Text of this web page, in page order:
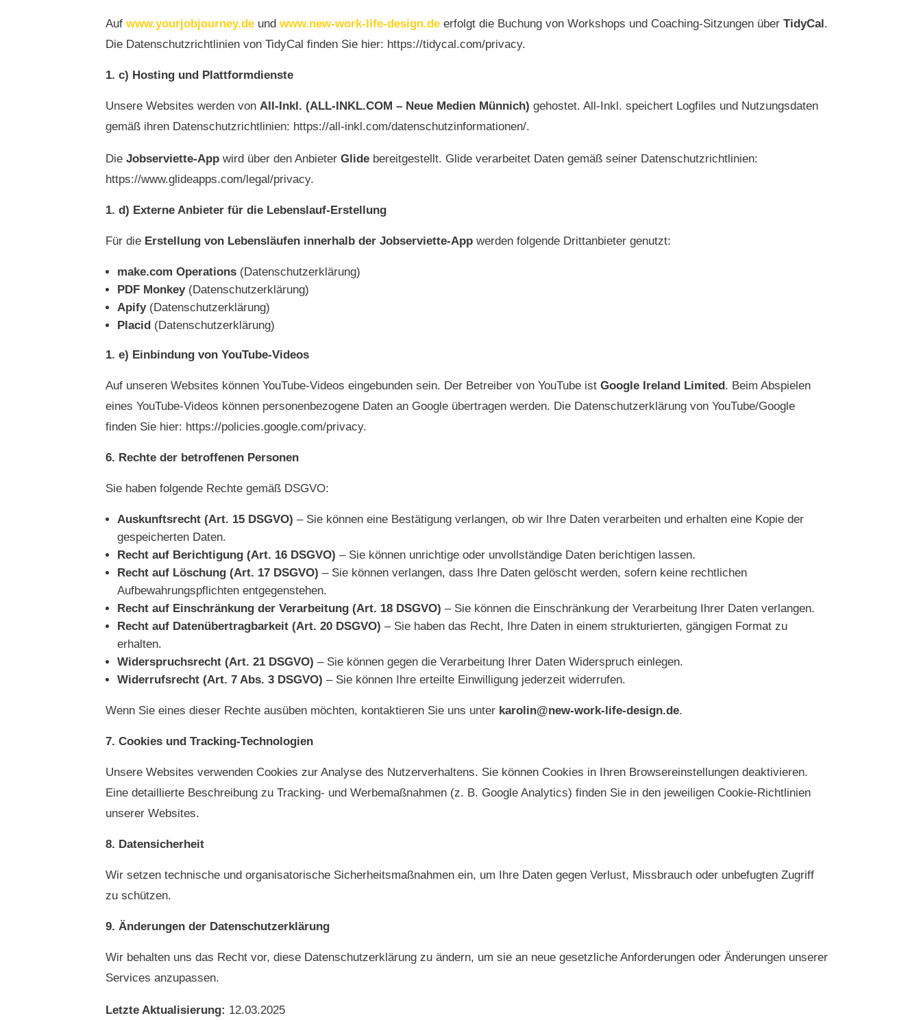
Aufwww.yourjobjourney.de undwww.new-work-life-design.de erfolgt die Buchung von Workshops und Coaching-Sitzungen überTidyCal.
Die Datenschutzrichtlinien von TidyCal finden Sie hier: https://tidycal.com/privacy.
c) Hosting und Plattformdienste
Unsere Websites werden von All-Inkl. (ALL-INKL.COM – Neue Medien Münnich) gehostet. All-Inkl. speichert Logfiles und Nutzungsdaten
gemäß ihren Datenschutzrichtlinien: https://all-inkl.com/datenschutzinformationen/.
DieJobserviette-App wird über den AnbieterGlide bereitgestellt. Glide verarbeitet Daten gemäß seiner Datenschutzrichtlinien:
https://www.glideapps.com/legal/privacy.
d) Externe Anbieter für die Lebenslauf-Erstellung
Für die Erstellung von Lebensläufen innerhalb der Jobserviette-App werden folgende Drittanbieter genutzt:
make.com Operations (Datenschutzerklärung)
PDF Monkey(Datenschutzerklärung)
Apify(Datenschutzerklärung)
Placid (Datenschutzerklärung)
e) Einbindung von YouTube-Videos
Auf unseren Websites können YouTube-Videos eingebunden sein. Der Betreiber von YouTube istGoogle Ireland Limited. Beim Abspielen
eines YouTube-Videos können personenbezogene Daten an Google übertragen werden. Die Datenschutzerklärung von YouTube/Google
finden Sie hier: https://policies.google.com/privacy.
Rechte der betroffenen Personen
Sie haben folgende Rechte gemäß DSGVO:
Auskunftsrecht (Art. 15 DSGVO) – Sie können eine Bestätigung verlangen, ob wir Ihre Daten verarbeiten und erhalten eine Kopie der
gespeicherten Daten.
Recht auf Berichtigung (Art. 16 DSGVO) – Sie können unrichtige oder unvollständige Daten berichtigen lassen.
Recht auf Löschung (Art. 17 DSGVO) – Sie können verlangen, dass Ihre Daten gelöscht werden, sofern keine rechtlichen
Aufbewahrungspflichten entgegenstehen.
Recht auf Einschränkung der Verarbeitung (Art. 18 DSGVO) – Sie können die Einschränkung der Verarbeitung Ihrer Daten verlangen.
Recht auf Datenübertragbarkeit (Art. 20 DSGVO) – Sie haben das Recht, Ihre Daten in einem strukturierten, gängigen Format zu
erhalten.
Widerspruchsrecht (Art. 21 DSGVO) – Sie können gegen die Verarbeitung Ihrer Daten Widerspruch einlegen.
Widerrufsrecht (Art. 7 Abs. 3 DSGVO) – Sie können Ihre erteilte Einwilligung jederzeit widerrufen.
Wenn Sie eines dieser Rechte ausüben möchten, kontaktieren Sie uns unter karolin@new-work-life-design.de.
Cookies und Tracking-Technologien
Unsere Websites verwenden Cookies zur Analyse des Nutzerverhaltens. Sie können Cookies in Ihren Browsereinstellungen deaktivieren.
Eine detaillierte Beschreibung zu Tracking- und Werbemaßnahmen (z. B. Google Analytics) finden Sie in den jeweiligen Cookie-Richtlinien
unserer Websites.
Datensicherheit
Wir setzen technische und organisatorische Sicherheitsmaßnahmen ein, um Ihre Daten gegen Verlust, Missbrauch oder unbefugten Zugriff
zu schützen.
Änderungen der Datenschutzerklärung
Wir behalten uns das Recht vor, diese Datenschutzerklärung zu ändern, um sie an neue gesetzliche Anforderungen oder Änderungen unserer
Services anzupassen.
Letzte Aktualisierung: 12.03.2025